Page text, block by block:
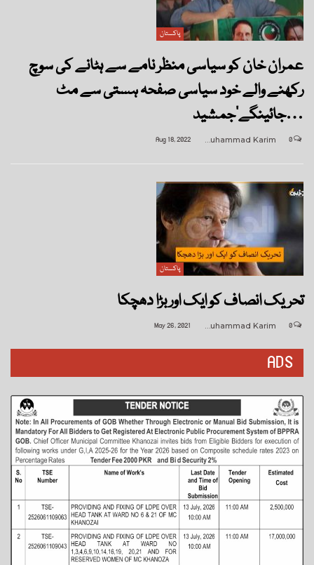
پاکستان
عمران خان کو سیاسی منظر نامے سے ہٹانے کی سوچ
رکھنے والے خود سیاسی صفحہ ہستی سے مٹ
جائینگے‘جمشید…
Aug 18, 2022
پاکستان
تحریک انصاف کو ایک اور بڑا دھچکا
Muhammad Karim
May 26, 2021
ADS